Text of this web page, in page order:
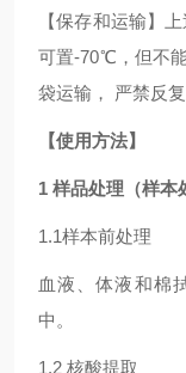
【保存和运输】
可置-70℃，但不
袋运输， 严禁反复
【使用方法】
1 样品处理（样本
1.1样本前处理
血液、体液和棉
中。
1.2 核酸提取